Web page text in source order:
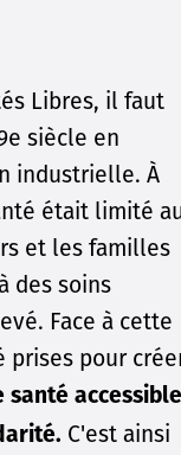
Libres, il faut
siècle en
industrielle. À
était limité
et les familles
des soins
Face à cette
pour
santé
C'est ainsi